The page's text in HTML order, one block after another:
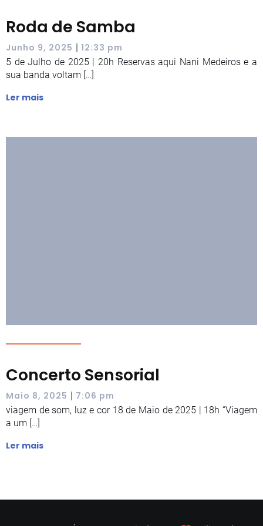
Roda de Samba
Junho 9, 2025 | 12:33 pm
5 de Julho de 2025 | 20h Reservas aqui Nani Medeiros e a
sua banda voltam […]
Ler mais
Concerto Sensorial
Maio 8, 2025 | 7:06 pm
viagem de som, luz e cor 18 de Maio de 2025 | 18h “Viagem
a um […]
Ler mais